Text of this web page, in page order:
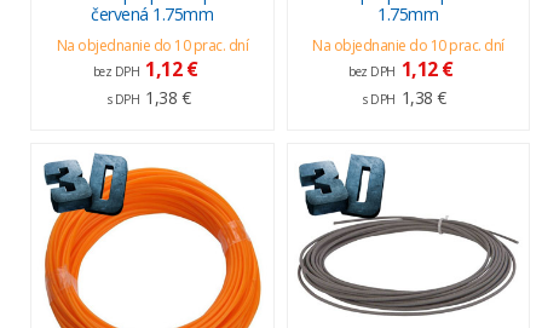
červená 1.75mm
Na objednanie do 10 prac. dní
bez DPH 1,12 €
s DPH 1,38 €
1.75mm
Na objednanie do 10 prac. dní
bez DPH 1,12 €
s DPH 1,38 €